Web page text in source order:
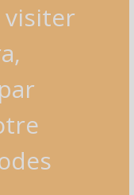
visiter
par